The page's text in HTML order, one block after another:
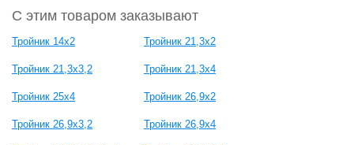
С этим товаром заказывают
Тройник 14х2 Тройник 21,3х2
Тройник 21,3x3,2 Тройник 21,3x4
Тройник 25х4 Тройник 26,9x2
Тройник 26,9x3,2 Тройник 26,9x4